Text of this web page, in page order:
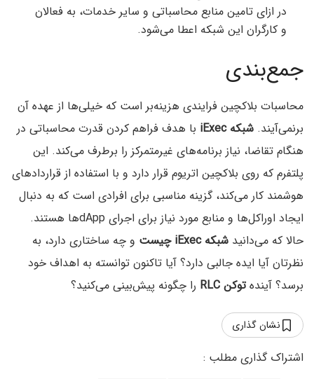
در ازای تامین منابع محاسباتی و سایر خدمات، به فعالان
و کارگران این شبکه اعطا می‌شود.
جمع‌بندی
محاسبات بلاکچین فرایندی هزینه‌بر است که خیلی‌ها از عهده آن
برنمی‌آیند. شبکه iExec
با هدف فراهم کردن قدرت محاسباتی در
هنگام تقاضا، نیاز برنامه‌های غیرمتمرکز را برطرف می‌کند. این
پلتفرم که روی بلاکچین اتریوم قرار دارد و با استفاده از قراردادهای
هوشمند کار می‌کند، گزینه مناسبی برای افرادی است که به دنبال
ایجاد اوراکل‌ها و منابع مورد نیاز برای اجرای dAppها هستند.
حالا که می‌دانید شبکه iExec‌ چیست
و چه ساختاری دارد، به
نظرتان آیا ایده جالبی دارد؟ آیا تاکنون توانسته به اهداف خود
برسد؟ آیندهتوکن RLC را چگونه پیش‌بینی می‌کنید؟
نشان گذاری